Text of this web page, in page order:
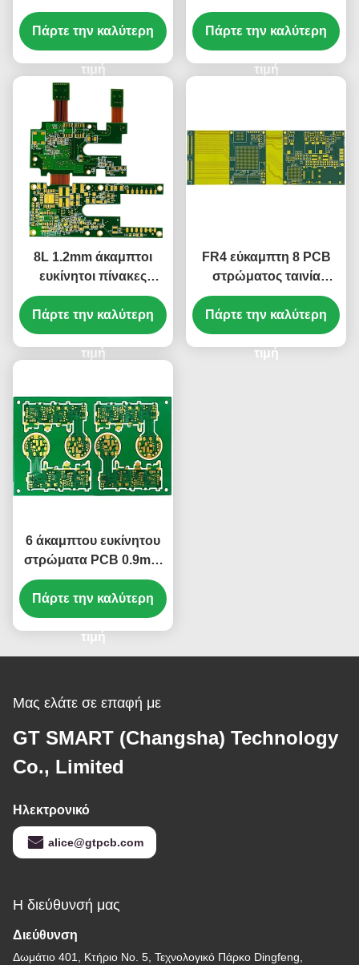
πράσινο λευκό 1.5mm
ταινιών κάλυψης
Πάρτε την καλύτερη
τιμή
PCB 1mm πράσινο
λευκό ταινιών κάλυψης
Πάρτε την καλύτερη
τιμή
8L 1.2mm άκαμπτοι
ευκίνητοι πίνακες
κυκλωμάτων PCB
τυπωμένοι 1oz
85.19*73.3mm
Πάρτε την καλύτερη
τιμή
FR4 εύκαμπτη 8 PCB
στρώματος ταινία
1.65mm κάλυψης
επεξεργασίας πράσινη
Πάρτε την καλύτερη
τιμή
6 άκαμπτου ευκίνητου
στρώματα PCB 0.9mm
συνήθειας πράσινου
κανένα Silkscreen
151.5*88.74mm
Πάρτε την καλύτερη
τιμή
Μας ελάτε σε επαφή με
GT SMART (Changsha) Technology
Co., Limited
Ηλεκτρονικό
alice@gtpcb.com
Η διεύθυνσή μας
Διεύθυνση
Δωμάτιο 401, Κτήριο Νο. 5, Τεχνολογικό Πάρκο Dingfeng,